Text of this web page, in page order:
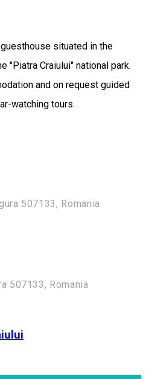
situated in the
"Piatra Craiului" national park.
and on request guided
watching tours.
507133, Romania
507133, Romania